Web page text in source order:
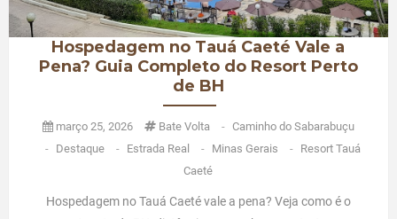
Hospedagem no Tauá Caeté Vale a
Pena? Guia Completo do Resort Perto
de BH
março 25, 2026 Bate Volta - Caminho do Sabarabuçu
- Destaque - Estrada Real - Minas Gerais - Resort Tauá
Caeté
Hospedagem no Tauá Caeté vale a pena? Veja como é o